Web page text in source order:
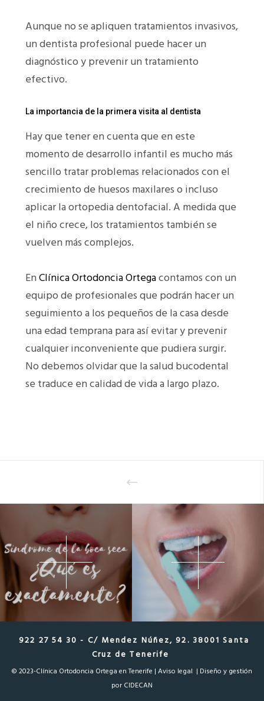
Aunque no se apliquen tratamientos invasivos,
un dentista profesional puede hacer un
diagnóstico y prevenir un tratamiento
efectivo.
La importancia de la primera visita al dentista
Hay que tener en cuenta que en este
momento de desarrollo infantil es mucho más
sencillo tratar problemas relacionados con el
crecimiento de huesos maxilares o incluso
aplicar la ortopedia dentofacial. A medida que
el niño crece, los tratamientos también se
vuelven más complejos.
EnClínica Ortodoncia Ortegacontamos con un
equipo de profesionales que podrán hacer un
seguimiento a los pequeños de la casa desde
una edad temprana para así evitar y prevenir
cualquier inconveniente que pudiera surgir.
No debemos olvidar que la salud bucodental
se traduce en calidad de vida a largo plazo.
922 27 54 30 - C/ Mendez Núñez, 92. 38001 Santa
Cruz de Tenerife
© 2023-Clínica Ortodoncia Ortega en Tenerife | Aviso legal | Diseño y gestión
por CIDECAN